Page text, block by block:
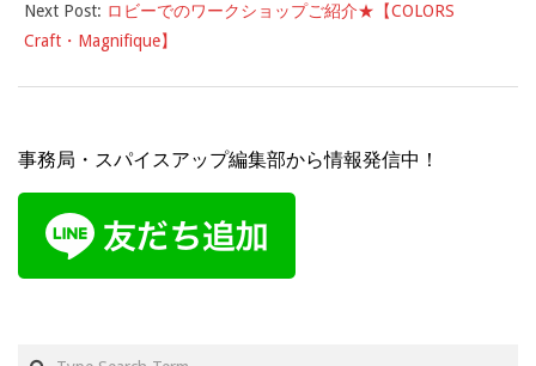
Next Post: ロビーでのワークショップご紹介★【COLORS
Craft・Magnifique】
事務局・スパイスアップ編集部から情報発信中！